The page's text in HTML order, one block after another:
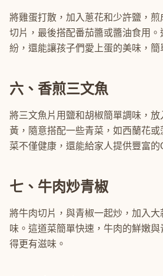
將雞蛋打散，加入蔥花和少許鹽，
切片，最後搭配番茄醬或醬油食用
紛，還能讓孩子們愛上蛋的美味，簡
六、香煎三文魚
將三文魚片用鹽和胡椒簡單調味，
黃，隨意搭配一些青菜，如西蘭花
菜不僅健康，還能給家人提供豐富的
七、牛肉炒青椒
將牛肉切片，與青椒一起炒，加入大
味。這道菜簡單快速，牛肉的鮮嫩
得更有滋味。